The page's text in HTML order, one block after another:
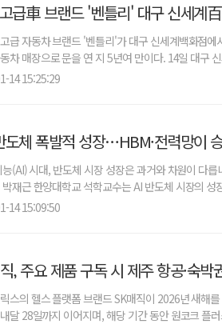
급車 브랜드 '벤틀리' 대구 신세계
급 자동차 브랜드 '벤틀리'가 대구 신세계백화점
차 매장으로 문을 연 지 5년여 만이다. 14일 대구
14 15:25:29
체 폭발적 성장…HBM·전력망이
(AI) 시대, 반도체 시장 성장은 과거와 차원이 다
재근 한양대학교 석학교수는 AI 반도체 시장의 성
14 15:09:50
, 주요 제품 구독 시 제주 항공·숙박
스의 헬스 플랫폼 브랜드 SK매직이 2026년 새해
달 28일까지 이어지며, 해당 기간 동안 원코크 플